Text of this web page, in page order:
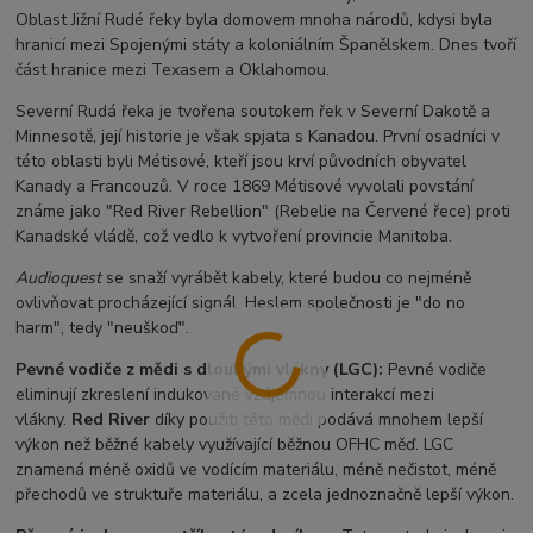
Oblast Jižní Rudé řeky byla domovem mnoha národů, kdysi byla
hranicí mezi Spojenými státy a koloniálním Španělskem. Dnes tvoří
část hranice mezi Texasem a Oklahomou.
Severní Rudá řeka je tvořena soutokem řek v Severní Dakotě a
Minnesotě, její historie je však spjata s Kanadou. První osadníci v
této oblasti byli Métisové, kteří jsou krví původních obyvatel
Kanady a Francouzů. V roce 1869 Métisové vyvolali povstání
známe jako "Red River Rebellion" (Rebelie na Červené řece) proti
Kanadské vládě, což vedlo k vytvoření provincie Manitoba.
Audioquestse snaží vyrábět kabely, které budou co nejméně
ovlivňovat procházející signál. Heslem společnosti je "do no
harm", tedy "neuškoď".
Pevné vodiče z mědi s dlouhými vlákny (LGC): Pevné vodiče
eliminují zkreslení indukované vzájemnou interakcí mezi
vlákny. Red River díky použití této mědi podává mnohem lepší
výkon než běžné kabely využívající běžnou OFHC měď. LGC
znamená méně oxidů ve vodícím materiálu, méně nečistot, méně
přechodů ve struktuře materiálu, a zcela jednoznačně lepší výkon.